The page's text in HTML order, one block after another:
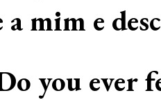
mim e
you ever